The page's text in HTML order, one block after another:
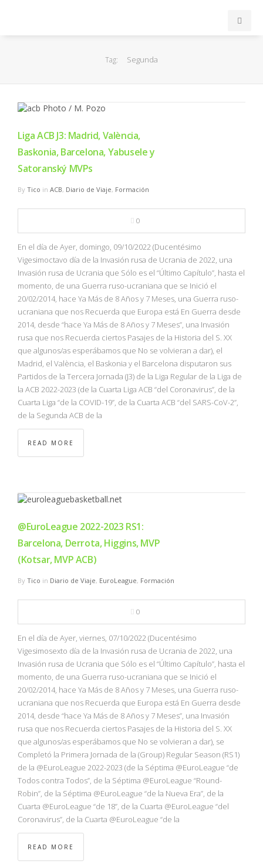
EuroLeague
FIBA
OTROS
NBA
MULTIMEDIA
RIO 2016
Tag: Segunda
Liga ACB J3: Madrid, València,
Baskonia, Barcelona, Yabusele y
Satoranský MVPs
By Tico in ACB, Diario de Viaje, Formación
0
En el día de Ayer, domingo, 09/10/2022 (Ducentésimo
Vigesimoctavo día de la Invasión rusa de Ucrania de 2022, una
Invasión rusa de Ucrania que Sólo es el “Último Capítulo”, hasta el
momento, de una Guerra ruso-ucraniana que se Inició el
20/02/2014, hace Ya Más de 8 Años y 7 Meses, una Guerra ruso-
ucraniana que nos Recuerda que Europa está En Guerra desde
2014, desde “hace Ya Más de 8 Años y 7 Meses”, una Invasión
rusa que nos Recuerda ciertos Pasajes de la Historia del S. XX
que algunos/as esperábamos que No se volvieran a dar), el
Madrid, el València, el Baskonia y el Barcelona disputaron sus
Partidos de la Tercera Jornada (J3) de la Liga Regular de la Liga de
la ACB 2022-2023 (de la Cuarta Liga ACB “del Coronavirus”, de la
Cuarta Liga “de la COVID-19”, de la Cuarta ACB “del SARS-CoV-2”,
de la Segunda ACB de la
READ MORE
@EuroLeague 2022-2023 RS1:
Barcelona, Derrota, Higgins, MVP
(Kotsar, MVP ACB)
By Tico in Diario de Viaje, EuroLeague, Formación
0
En el día de Ayer, viernes, 07/10/2022 (Ducentésimo
Vigesimosexto día de la Invasión rusa de Ucrania de 2022, una
Invasión rusa de Ucrania que Sólo es el “Último Capítulo”, hasta el
momento, de una Guerra ruso-ucraniana que se Inició el
20/02/2014, hace Ya Más de 8 Años y 7 Meses, una Guerra ruso-
ucraniana que nos Recuerda que Europa está En Guerra desde
2014, desde “hace Ya Más de 8 Años y 7 Meses”, una Invasión
rusa que nos Recuerda ciertos Pasajes de la Historia del S. XX
que algunos/as esperábamos que No se volvieran a dar), se
Completó la Primera Jornada de la (Group) Regular Season (RS1)
de la @EuroLeague 2022-2023 (de la Séptima @EuroLeague “de
Todos contra Todos”, de la Séptima @EuroLeague “Round-
Robin”, de la Séptima @EuroLeague “de la Nueva Era”, de la
Cuarta @EuroLeague “de 18”, de la Cuarta @EuroLeague “del
Coronavirus”, de la Cuarta @EuroLeague “de la
READ MORE